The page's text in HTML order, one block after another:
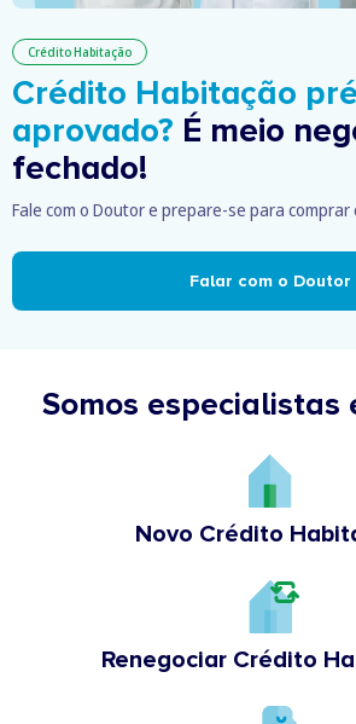
Crédito Habitação
Crédito Habitação
aprovado? É meio
fechado!
Fale com o Doutor e prepare-se para comprar
Falar com o Doutor
Somos especialistas
Novo Crédito
Renegociar Crédito